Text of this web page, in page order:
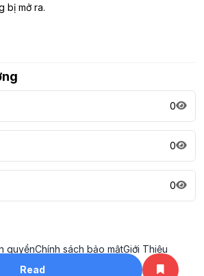
Read
bị mở ra.
0
0
0
quyềnChính sách bảo mậtGiới Thiệu
rights reserved. ©2023